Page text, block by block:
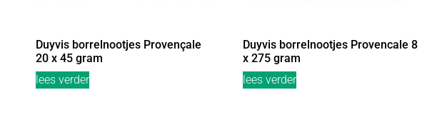
Duyvis borrelnootjes Provençale
20 x 45 gram
lees verder
Duyvis borrelnootjes Provencale 8
x 275 gram
lees verder